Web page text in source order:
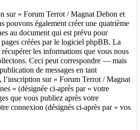
sur « Forum Terrot / Magnat Debon et
pouvons également créer une quatrième
au document qui est prévu pour
créées par le logiciel phpBB. La
récupérer les informations que vous nous
Ceci peut correspondre — mais
de messages en tant
l’inscription sur « Forum Terrot / Magnat
» (désignée ci-après par « votre
que vous publiez après votre
connexion (désignés ci-après par « vos